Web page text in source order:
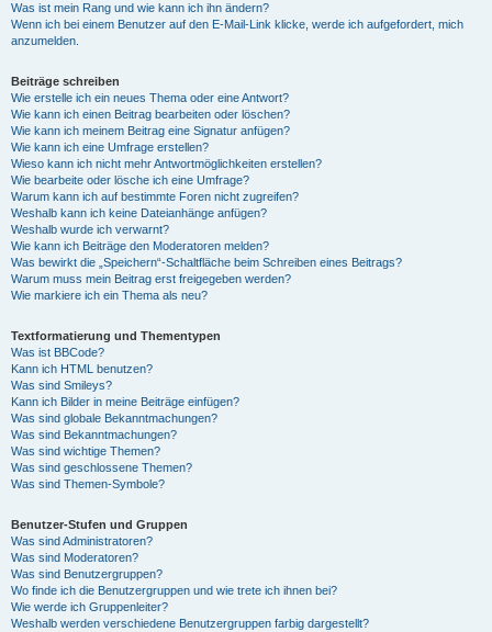
Was ist mein Rang und wie kann ich ihn ändern?
Wenn ich bei einem Benutzer auf den E-Mail-Link klicke, werde ich aufgefordert, mich
anzumelden.
Beiträge schreiben
Wie erstelle ich ein neues Thema oder eine Antwort?
Wie kann ich einen Beitrag bearbeiten oder löschen?
Wie kann ich meinem Beitrag eine Signatur anfügen?
Wie kann ich eine Umfrage erstellen?
Wieso kann ich nicht mehr Antwortmöglichkeiten erstellen?
Wie bearbeite oder lösche ich eine Umfrage?
Warum kann ich auf bestimmte Foren nicht zugreifen?
Weshalb kann ich keine Dateianhänge anfügen?
Weshalb wurde ich verwarnt?
Wie kann ich Beiträge den Moderatoren melden?
Was bewirkt die „Speichern“-Schaltfläche beim Schreiben eines Beitrags?
Warum muss mein Beitrag erst freigegeben werden?
Wie markiere ich ein Thema als neu?
Textformatierung und Thementypen
Was ist BBCode?
Kann ich HTML benutzen?
Was sind Smileys?
Kann ich Bilder in meine Beiträge einfügen?
Was sind globale Bekanntmachungen?
Was sind Bekanntmachungen?
Was sind wichtige Themen?
Was sind geschlossene Themen?
Was sind Themen-Symbole?
Benutzer-Stufen und Gruppen
Was sind Administratoren?
Was sind Moderatoren?
Was sind Benutzergruppen?
Wo finde ich die Benutzergruppen und wie trete ich ihnen bei?
Wie werde ich Gruppenleiter?
Weshalb werden verschiedene Benutzergruppen farbig dargestellt?